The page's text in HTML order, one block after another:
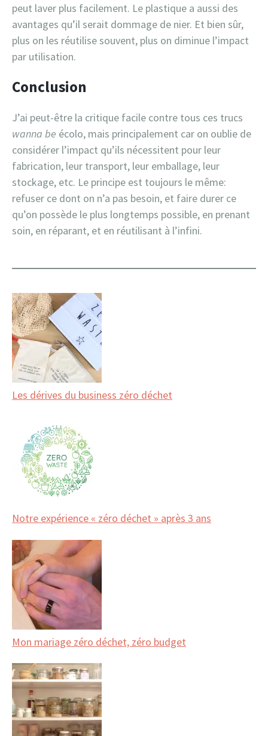
peut laver plus facilement. Le plastique a aussi des
avantages qu’il serait dommage de nier. Et bien sûr,
plus on les réutilise souvent, plus on diminue l’impact
par utilisation.
Conclusion
J’ai peut-être la critique facile contre tous ces trucs
wanna be écolo, mais principalement car on oublie de
considérer l’impact qu’ils nécessitent pour leur
fabrication, leur transport, leur emballage, leur
stockage, etc. Le principe est toujours le même:
refuser ce dont on n’a pas besoin, et faire durer ce
qu’on possède le plus longtemps possible, en prenant
soin, en réparant, et en réutilisant à l’infini.
Les dérives du business zéro déchet
Notre expérience « zéro déchet » après 3 ans
Mon mariage zéro déchet, zéro budget